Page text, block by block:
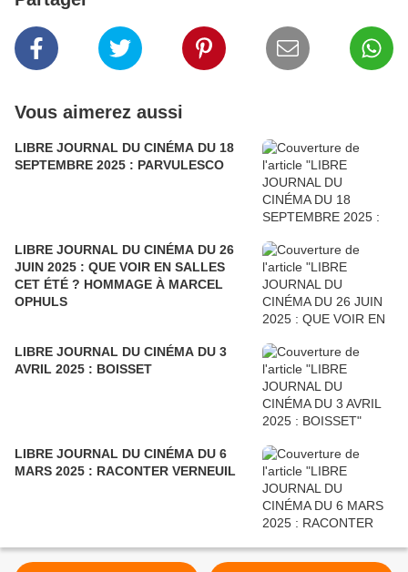
Vous aimerez aussi
LIBRE JOURNAL DU CINÉMA DU 18
SEPTEMBRE 2025 : PARVULESCO
LIBRE JOURNAL DU CINÉMA DU 26
JUIN 2025 : QUE VOIR EN SALLES
CET ÉTÉ ? HOMMAGE À MARCEL
OPHULS
LIBRE JOURNAL DU CINÉMA DU 3
AVRIL 2025 : BOISSET
LIBRE JOURNAL DU CINÉMA DU 6
MARS 2025 : RACONTER VERNEUIL